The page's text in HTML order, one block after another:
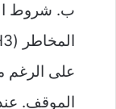
ب. شروط
المخاطر (H3)
على الرغم
الموقف.